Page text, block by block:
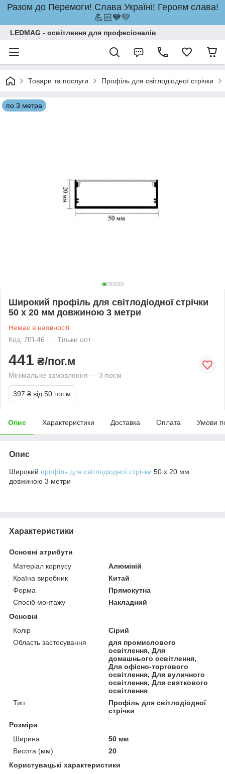
Разом до Перемоги! Слава Україні! Героям слава!
💪🏻💙💛
LEDMAG - освітлення для професіоналів
Товари та послуги Профіль для світлодіодної стрічки
по 3 метра
Широкий профіль для світлодіодної стрічки
50 х 20 мм довжиною 3 метри
Немає в наявності
Код: ЛП-46
Тільки опт
441 ₴/пог.м
Мінімальне замовлення — 3 пог.м
397 ₴ від 50 пог.м
Опис Характеристики Доставка Оплата Умови
Опис
Широкий профіль для світлодіодної стрічки 50 х 20 мм
довжиною 3 метри
Характеристики
Основні атрибути
Матеріал корпусу
Алюміній
Країна виробник
Китай
Форма
Прямокутна
Спосіб монтажу
Накладний
Основні
Колір
Сірий
Область застосування
для промислового
освітлення, Для
домашнього освітлення,
Для офісно-торгового
освітлення, Для вуличного
освітлення, Для святкового
освітлення
Тип
Профіль для світлодіодної
стрічки
Розміри
Ширина
50 мм
Висота (мм)
20
Користувацькі характеристики